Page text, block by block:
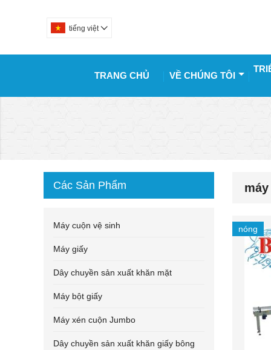
tiếng việt 
TRANG CHỦ VỀ CHÚNG TÔI
nóng
Các Sản Phẩm
Máy cuộn vệ sinh
Máy giấy
Dây chuyền sản xuất khăn mặt
Máy bột giấy
Máy xén cuộn Jumbo
Dây chuyền sản xuất khăn giấy bông